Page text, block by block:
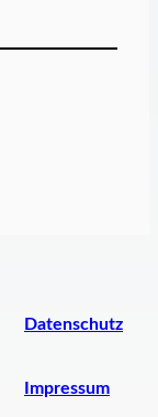
Datenschutz
Impressum